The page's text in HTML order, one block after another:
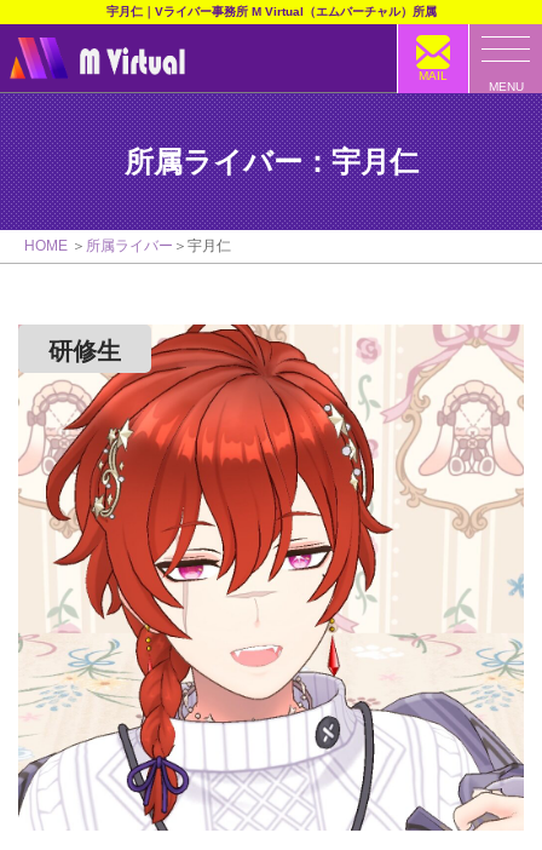
宇月仁｜Vライバー事務所 M Virtual（エムバーチャル）所属
MENU
MAIL
所属ライバー：宇月仁
HOME 所属ライバー 宇月仁
研修生